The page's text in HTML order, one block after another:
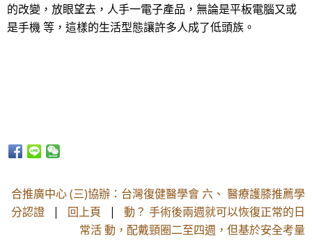
的改變，放眼望去，人手一電子產品，無論是平板電腦又或
是手機 等，這樣的生活型態讓許多人成了低頭族。
合推廣中心 (三)協辦：台灣復健醫學會 六、 醫療護膝推薦學
分認證 | 回上頁 | 動？ 手術後兩週就可以恢復正常的日
常活 動，配戴頸圈二至四週，但基於安全考量